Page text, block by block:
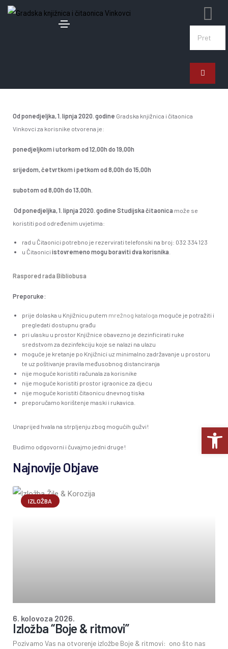
Od ponedjeljka, 1. lipnja 2020. godine Gradska knjižnica i čitaonica
Vinkovci za korisnike otvorena je:
ponedjeljkom i utorkom od 12,00h do 19,00h
srijedom, četvrtkom i petkom od 8,00h do 15,00h
subotom od 8,00h do 13,00h.
Od ponedjeljka, 1. lipnja 2020. godine Studijska čitaonica može se
koristiti pod određenim uvjetima:
rad u Čitaonici potrebno je rezervirati telefonski na broj: 032 334 123
u Čitaonici istovremeno mogu boraviti dva korisnika
Raspored rada Bibliobusa
Preporuke:
prije dolaska u Knjižnicu putem mrežnog kataloga moguće je potražiti i
pregledati dostupnu građu
pri ulasku u prostor Knjižnice obavezno je dezinficirati ruke
sredstvom za dezinfekciju koje se nalazi na ulazu
moguće je kretanje po Knjižnici uz minimalno zadržavanje u prostoru
te uz poštivanje pravila međusobnog distanciranja
nije moguće koristiti računala za korisnike
nije moguće koristiti prostor igraonice za djecu
nije moguće koristiti čitaonicu dnevnog tiska
preporučamo korištenje maski i rukavica.
Unaprijed hvala na strpljenju zbog mogućih gužvi!
Budimo odgovorni i čuvajmo jedni druge!
Najnovije Objave
IZLOŽBA
Izložba “Boje & ritmovi”
Pozivamo Vas na otvorenje izložbe Boje & ritmovi: ono što nas
6. kolovoza 2026.